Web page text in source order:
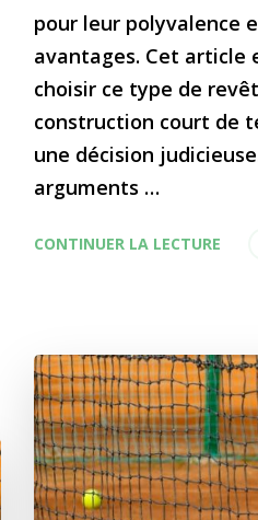
pour leur polyvalence
avantages. Cet article
choisir ce type de
construction court de
une décision
arguments …
CONTINUER LA LECTURE